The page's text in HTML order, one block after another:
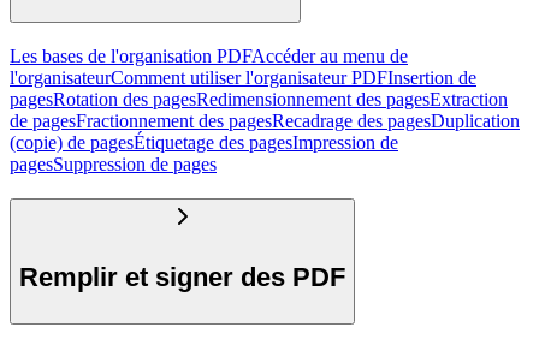
Les bases de l'organisation PDFAccéder au menu de
l'organisateurComment utiliser l'organisateur PDFInsertion de
pagesRotation des pagesRedimensionnement des pagesExtraction
de pagesFractionnement des pagesRecadrage des pagesDuplication
(copie) de pagesÉtiquetage des pagesImpression de
pagesSuppression de pages
Remplir et signer des PDF